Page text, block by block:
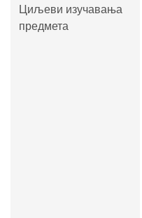
Циљеви изучавања
предмета